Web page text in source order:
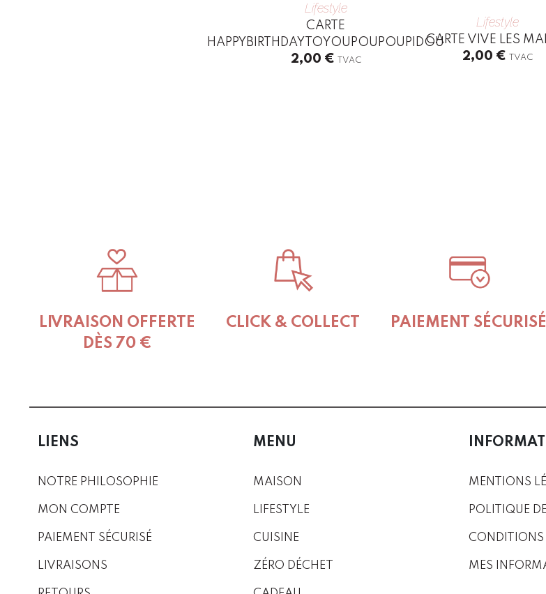
Lifestyle
CARTE
HAPPYBIRTHDAYTOYOUPOUPOUPIDOU
2,00 € TVAC
Lifestyle
CARTE VIVE LES
2,00 € TVAC
LIVRAISON OFFERTE
DÈS 70 €
CLICK & COLLECT PAIEMENT SÉCURISÉ
LIENS
NOTRE PHILOSOPHIE
MON COMPTE
PAIEMENT SÉCURISÉ
LIVRAISONS
MENU
MAISON
LIFESTYLE
CUISINE
ZÉRO DÉCHET
MENTIONS
POLITIQUE
CONDITIONS
MES